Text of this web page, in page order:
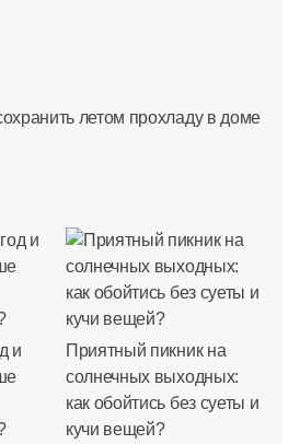
летом прохладу в доме
и
Приятный пикник на
солнечных выходных:
как обойтись без суеты и
кучи вещей?